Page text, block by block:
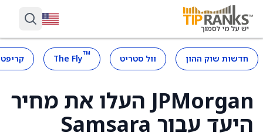
חדשות שוק ההון וול סטריט ™
The Fly
JPMorgan העלו את מחיר
היעד עבור Samsara